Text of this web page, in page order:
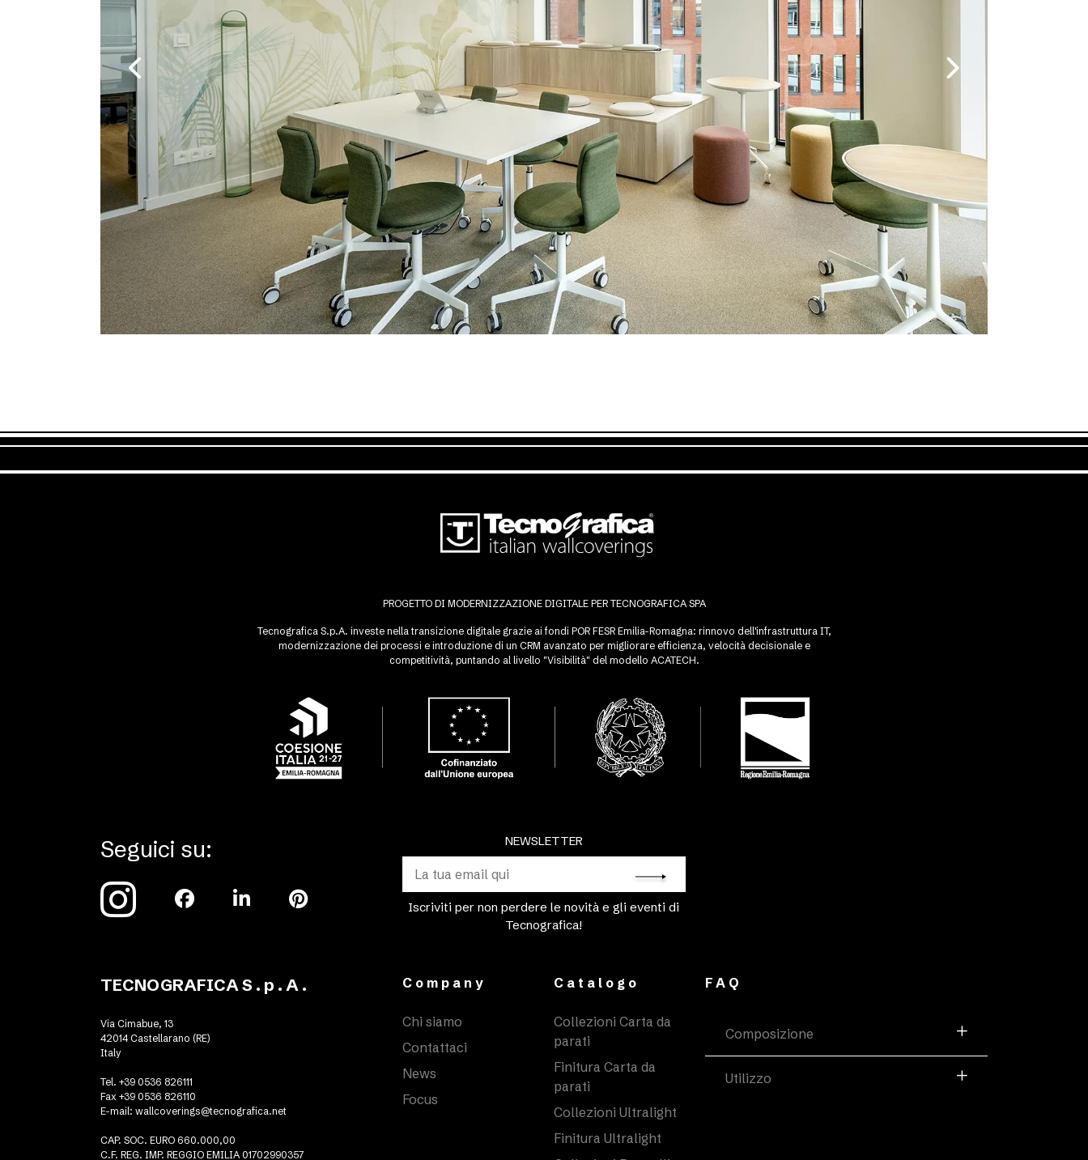
PROGETTO DI MODERNIZZAZIONE DIGITALE PER TECNOGRAFICA SPA
Tecnografica S.p.A. investe nella transizione digitale grazie ai fondi POR FESR Emilia-Romagna: rinnovo dell'infrastruttura IT,
modernizzazione dei processi e introduzione di un CRM avanzato per migliorare efficienza, velocità decisionale e
competitività, puntando al livello "Visibilità" del modello ACATECH.
Seguici su: NEWSLETTER
Iscriviti per non perdere le novità e gli eventi di
Tecnografica!
TECNOGRAFICA S . p . A .
Via Cimabue, 13
42014 Castellarano (RE)
Italy
Tel. +39 0536 826111
Fax +39 0536 826110
E-mail: wallcoverings@tecnografica.net
CAP. SOC. EURO 660.000,00
C.F. REG. IMP. REGGIO EMILIA 01702990357
Company
Chi siamo
Contattaci
News
Focus
Catalogo
Collezioni Carta da
parati
Finitura Carta da
parati
Collezioni Ultralight
Finitura Ultralight
FAQ
Composizione
Utilizzo